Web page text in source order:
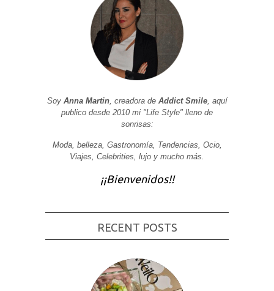
Soy Anna Martin, creadora de Addict Smile, aquí
publico desde 2010 mi "Life Style" lleno de
sonrisas:
Moda, belleza, Gastronomía, Tendencias, Ocio,
Viajes, Celebrities, lujo y mucho más.
¡¡Bienvenidos!!
RECENT POSTS
base a cómo
visita. Si
algunas